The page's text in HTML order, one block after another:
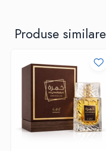
Produse similare